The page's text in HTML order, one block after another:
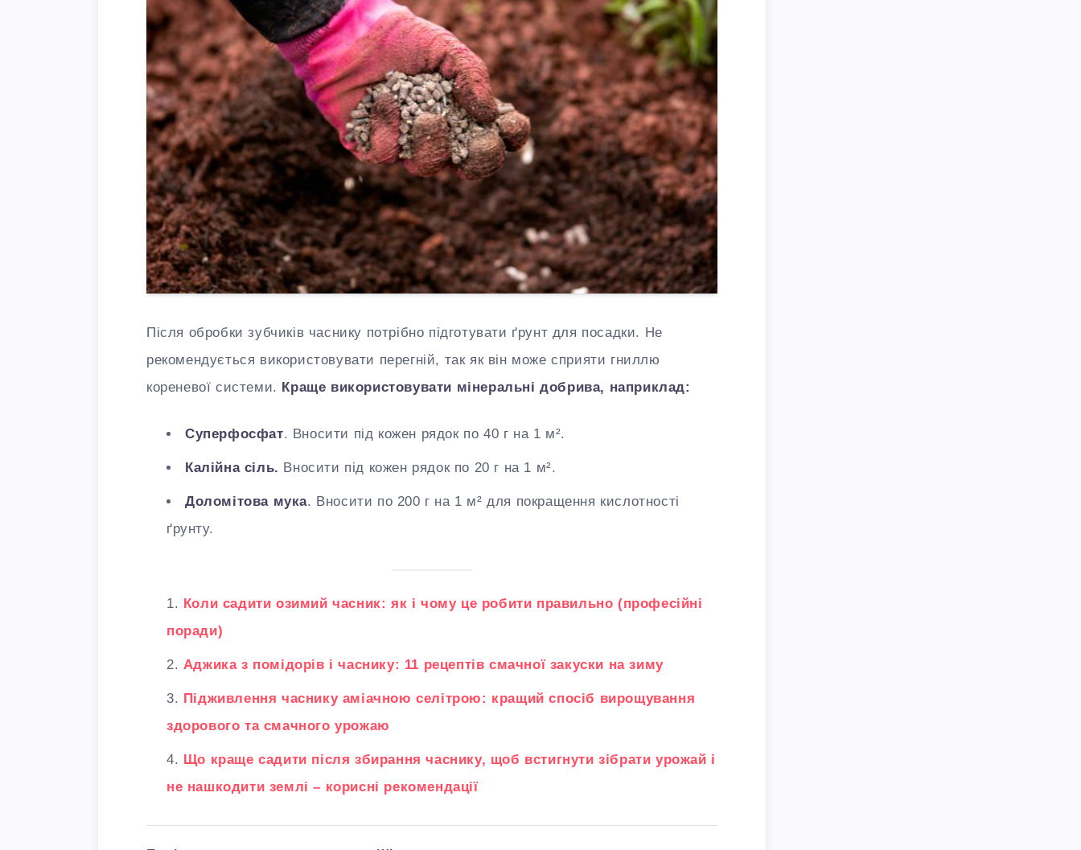
Після обробки зубчиків часнику потрібно підготувати ґрунт для посадки. Не
рекомендується використовувати перегній, так як він може сприяти гниллю
кореневої системи. Краще використовувати мінеральні добрива, наприклад:
Суперфосфат. Вносити під кожен рядок по 40 г на 1 м².
Калійна сіль. Вносити під кожен рядок по 20 г на 1 м².
Доломітова мука. Вносити по 200 г на 1 м² для покращення кислотності
ґрунту.
Коли садити озимий часник: як і чому це робити правильно (професійні
поради)
Аджика з помідорів і часнику: 11 рецептів смачної закуски на зиму
Підживлення часнику аміачною селітрою: кращий спосіб вирощування
здорового та смачного урожаю
Що краще садити після збирання часнику, щоб встигнути зібрати урожай і
не нашкодити землі – корисні рекомендації